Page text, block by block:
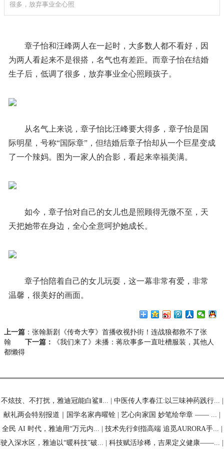
很多，放弃事业全心照
章子怡和汪峰两人在一起时，大多数人都不看好，因
为两人看起来不是很搭，名气也有差距。而章子怡在结婚
生子后，低调了很多，放弃事业全心照顾孩子。
从名气上来说，章子怡比汪峰要大得多，章子怡是国
际明星，号称“国际章”，但结婚后章子怡却从一个巨星变成
了一个辣妈。图为一家人的合影，看起来幸福美满。
如今，章子怡对自己的女儿也是照顾得无微不至，天
天把她带在身边，全心全意呵护她成长。
章子怡陪着自己的女儿玩耍，这一幕非常有爱，非常
温馨，很美好的画面。
上一篇 ： 张翰新剧《传奇大亨》首播收视扑街！连战狼都救不了张
翰
下一篇：
《我们来了》未播：蒋欣事多一直吐槽服装，其他人
都懒得
不炫技、不打扰，雅迪冠能白鲨Ⅱ... 中医传人李春江:以三味神药践行...
献礼两会特别报道｜国学名家冉曜铨
艺心向家国 妙笔绘华章 —— ...
全民 AI 时代，雅迪用“万元内...
技术先行剑指高端 追觅AURORA手...
驶入深水区，雅迪以“暖科技”破...
科技赋活珍稀，吉果定义健康——...